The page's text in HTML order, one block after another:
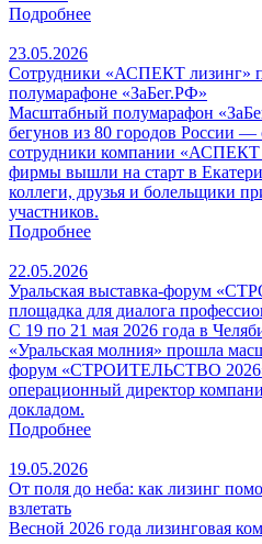
Подробнее
23.05.2026
Сотрудники «АСПЕКТ лизинг»
полумарафоне «ЗаБег.РФ»
Масштабный полумарафон
бегунов из 80 городов России
сотрудники компании «АСПЕКТ
фирмы вышли на старт в
коллеги, друзья и болельщики
участников.
Подробнее
22.05.2026
Уральская выставка-форум
площадка для диалога
С 19 по 21 мая 2026 года в
«Уральская молния» прошла
форум «СТРОИТЕЛЬСТВО
операционный директор
докладом.
Подробнее
19.05.2026
От поля до неба: как лизинг
взлетать
Весной 2026 года лизинговая